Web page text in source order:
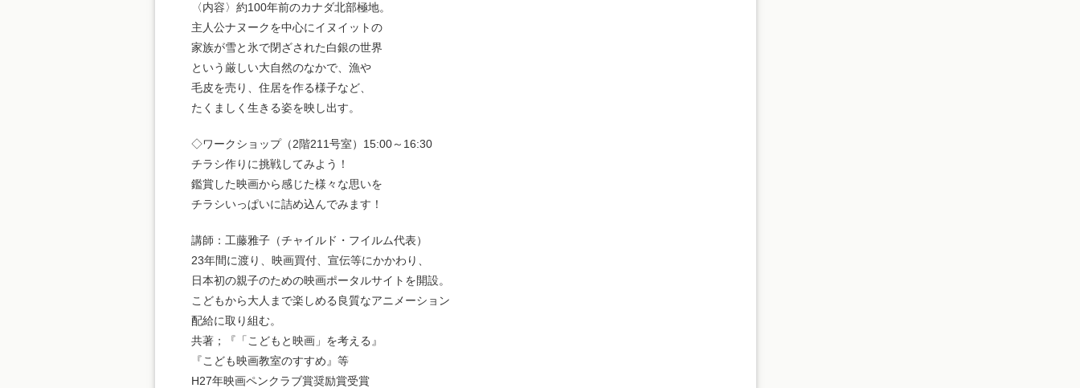
〈内容〉約100年前のカナダ北部極地。
主人公ナヌークを中心にイヌイットの
家族が雪と氷で閉ざされた白銀の世界
という厳しい大自然のなかで、漁や
毛皮を売り、住居を作る様子など、
たくましく生きる姿を映し出す。
◇ワークショップ（2階211号室）15:00～16:30
チラシ作りに挑戦してみよう！
鑑賞した映画から感じた様々な思いを
チラシいっぱいに詰め込んでみます！
講師：工藤雅子（チャイルド・フイルム代表）
23年間に渡り、映画買付、宣伝等にかかわり、
日本初の親子のための映画ポータルサイトを開設。
こどもから大人まで楽しめる良質なアニメーション
配給に取り組む。
共著；『「こどもと映画」を考える』
『こども映画教室のすすめ』等
H27年映画ペンクラブ賞奨励賞受賞